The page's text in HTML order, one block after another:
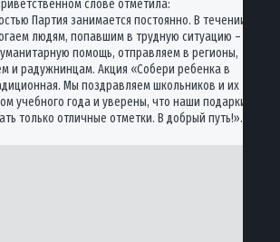
слове отметила:
Партия занимается постоянно. В течении
людям, попавшим в трудную ситуацию –
помощь, отправляем в регионы,
и радужнинцам. Акция «Собери ребенка в
Мы поздравляем школьников и их
учебного года и уверены, что наши подарки
только отличные отметки. В добрый путь!».